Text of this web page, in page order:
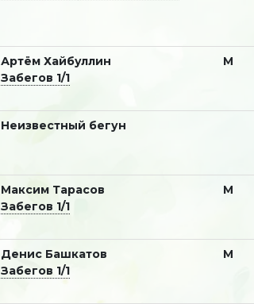
Артём Хайбуллин
Забегов 1/1
М
Неизвестный бегун
Максим Тарасов
Забегов 1/1
М
Денис Башкатов
Забегов 1/1
М